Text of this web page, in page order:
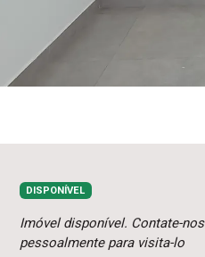
DISPONÍVEL
Imóvel disponível. Contate-nos
pessoalmente para visita-lo